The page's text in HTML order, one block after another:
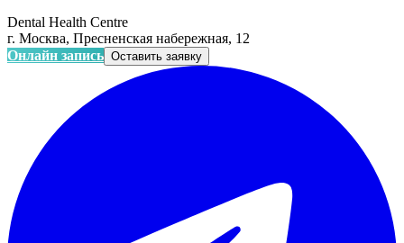
Dental Health Centre
г. Москва, Пресненская набережная, 12
Онлайн запись Оставить заявку